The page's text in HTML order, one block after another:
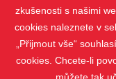
zkušenosti s našimi
cookies naleznete v
„Přijmout vše“
cookies. Chcete-li